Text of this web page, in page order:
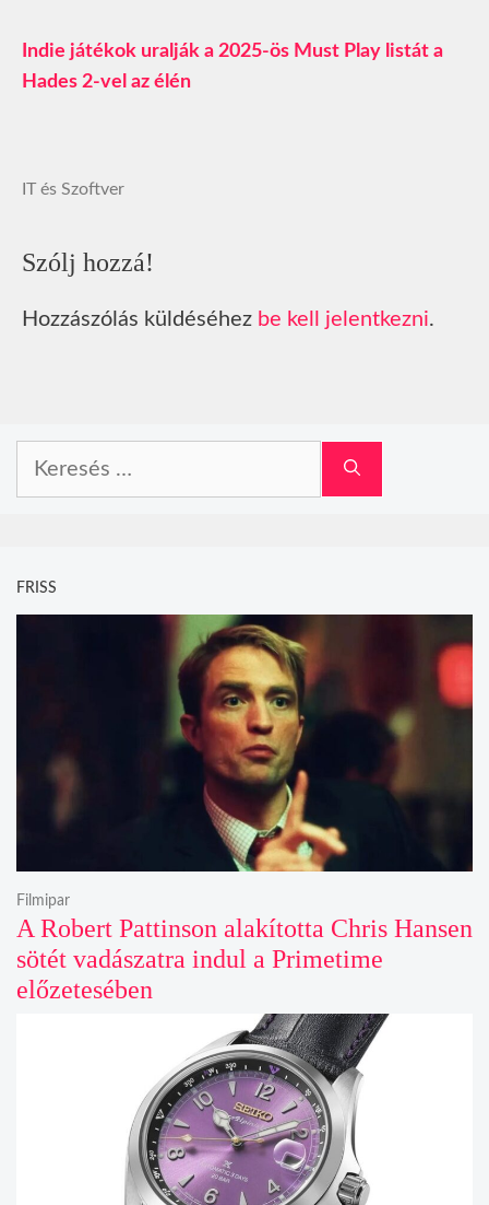
Indie játékok uralják a 2025-ös Must Play listát a
Hades 2-vel az élén
IT és Szoftver
Szólj hozzá!
Hozzászólás küldéséhez be kell jelentkezni.
FRISS
A Robert Pattinson alakította Chris Hansen
sötét vadászatra indul a Primetime
előzetesében
Filmipar